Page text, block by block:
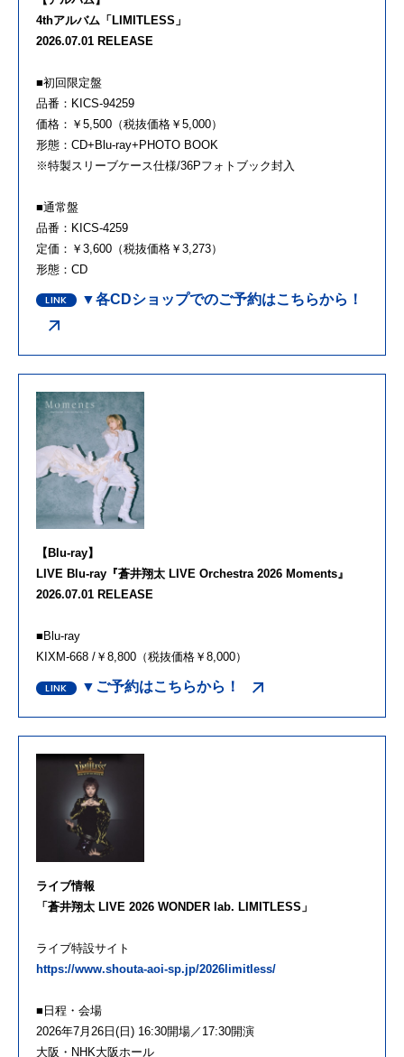
4thアルバム「LIMITLESS」
2026.07.01 RELEASE
■初回限定盤
品番：KICS-94259
価格：￥5,500（税抜価格￥5,000）
形態：CD+Blu-ray+PHOTO BOOK
※特製スリーブケース仕様/36Pフォトブック封入
■通常盤
品番：KICS-4259
定価：￥3,600（税抜価格￥3,273）
形態：CD
▼各CDショップでのご予約はこちらから！
【Blu-ray】
LIVE Blu-ray『蒼井翔太 LIVE Orchestra 2026 Moments』
2026.07.01 RELEASE
■Blu-ray
KIXM-668 /￥8,800（税抜価格￥8,000）
▼ご予約はこちらから！
ライブ情報
「蒼井翔太 LIVE 2026 WONDER lab. LIMITLESS」
ライブ特設サイト
https://www.shouta-aoi-sp.jp/2026limitless/
■日程・会場
2026年7月26日(日) 16:30開場／17:30開演
大阪・NHK大阪ホール